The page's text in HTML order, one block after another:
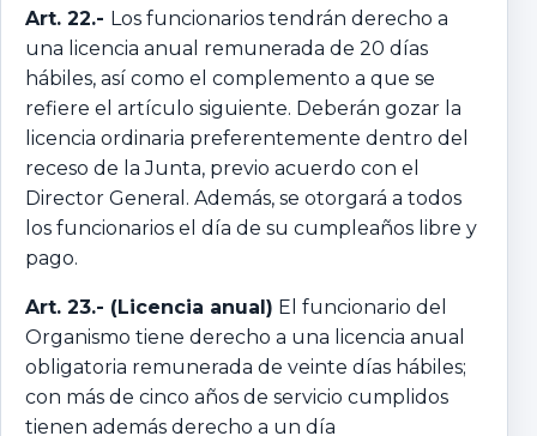
Art. 22.- Los funcionarios tendrán derecho a
una licencia anual remunerada de 20 días
hábiles, así como el complemento a que se
refiere el artículo siguiente. Deberán gozar la
licencia ordinaria preferentemente dentro del
receso de la Junta, previo acuerdo con el
Director General. Además, se otorgará a todos
los funcionarios el día de su cumpleaños libre y
pago.
Art. 23.- (Licencia anual) El funcionario del
Organismo tiene derecho a una licencia anual
obligatoria remunerada de veinte días hábiles;
con más de cinco años de servicio cumplidos
tienen además derecho a un día